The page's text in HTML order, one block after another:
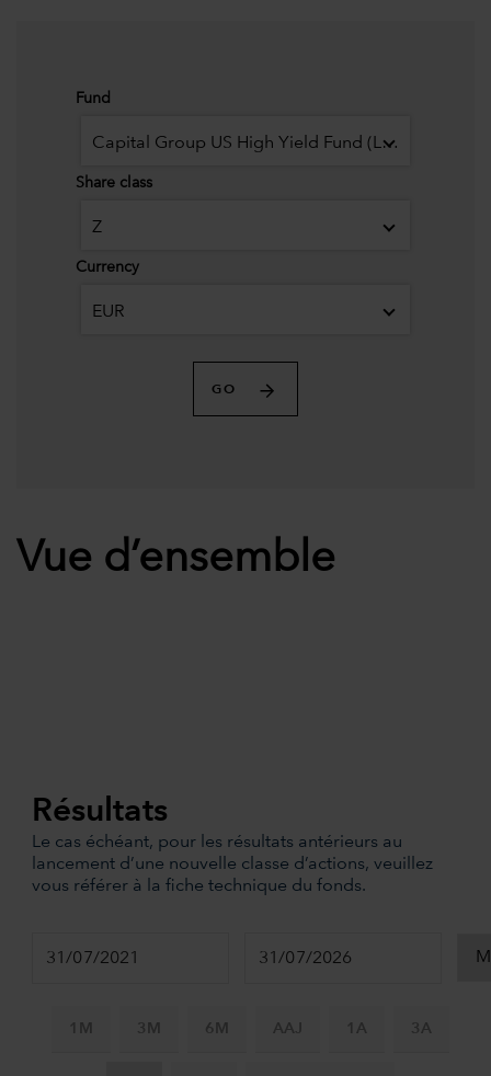
Fund
Capital Group US High Yield Fund (LUX)
Share class
Z
Currency
EUR
GO
Vue d’ensemble
Résultats
Le cas échéant, pour les résultats antérieurs au
lancement d’une nouvelle classe d’actions, veuillez
vous référer à la fiche technique du fonds.
1M 3M 6M AAJ 1A 3A